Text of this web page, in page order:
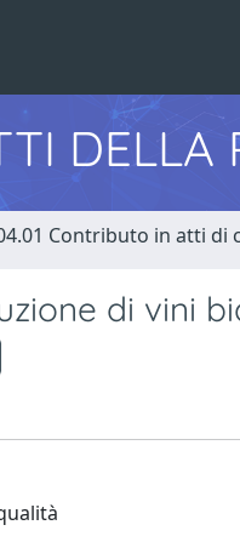
DELLA
Contributo in atti di
di vini